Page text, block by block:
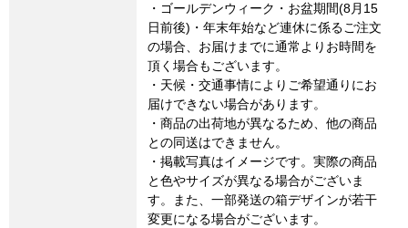
・ゴールデンウィーク・お盆期間(8月15
日前後)・年末年始など連休に係るご注文
の場合、お届けまでに通常よりお時間を
頂く場合もございます。
・天候・交通事情によりご希望通りにお
届けできない場合があります。
・商品の出荷地が異なるため、他の商品
との同送はできません。
・掲載写真はイメージです。実際の商品
と色やサイズが異なる場合がございま
す。また、一部発送の箱デザインが若干
変更になる場合がございます。